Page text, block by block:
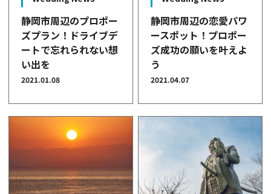
静岡市周辺のプロポー
ズプラン！ドライブデ
ートで忘れられない想
い出を
2021.01.08
静岡市周辺の恋愛パワ
ースポット！プロポー
ズ成功の願いを叶えよ
う
2021.04.07